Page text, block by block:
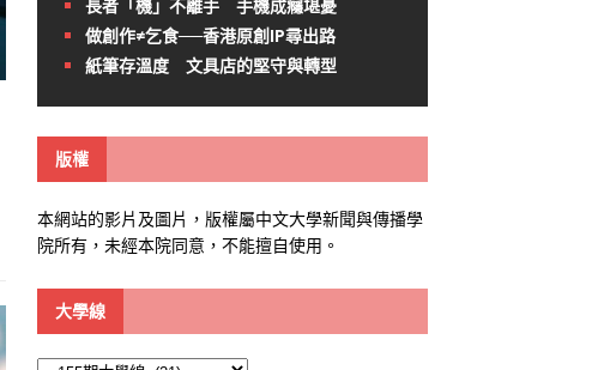
長者「機」不離手 手機成癮堪憂
做創作≠乞食──香港原創IP尋出路
紙筆存溫度 文具店的堅守與轉型
版權
本網站的影片及圖片，版權屬中文大學新聞與傳播學
院所有，未經本院同意，不能擅自使用。
大學線